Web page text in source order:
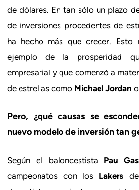
de dólares. En tan sólo un plazo
de inversiones procedentes de
ha hecho más que crecer. Esto
ejemplo de la prosperidad
empresarial y que comenzó a
de estrellas como Michael Jordan o
Pero, ¿qué causas se
nuevo modelo de inversión tan
Según el baloncestista Pau
campeonatos con los Lakers